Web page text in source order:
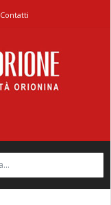
Contatti